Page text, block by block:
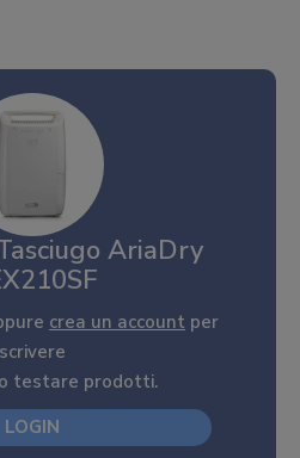
AriaDry
crea un account per
scrivere
testare prodotti.
LOGIN